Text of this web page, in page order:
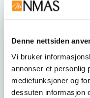
Denne nettsiden
Vi bruker
annonser et personlig
mediefunksjoner og
dessuten informasjon
RETSCH
Test Sieve ISO 3310/1, -
200x25mm stainless